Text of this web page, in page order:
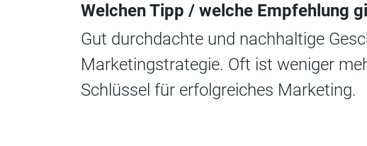
Welchen Tipp / welche Empfehlung
Gut durchdachte und nachhaltige
Marketingstrategie. Oft ist weniger
Schlüssel für erfolgreiches Marketing.